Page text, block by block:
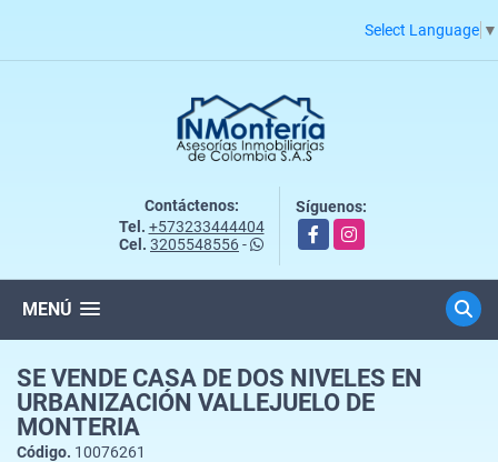
Select Language ▼
Contáctenos:
Tel. +573233444404
Cel. 3205548556-
Síguenos:
FacebookInstagram
MENÚ
SE VENDE CASA DE DOS NIVELES EN
URBANIZACIÓN VALLEJUELO DE
MONTERIA
Código. 10076261